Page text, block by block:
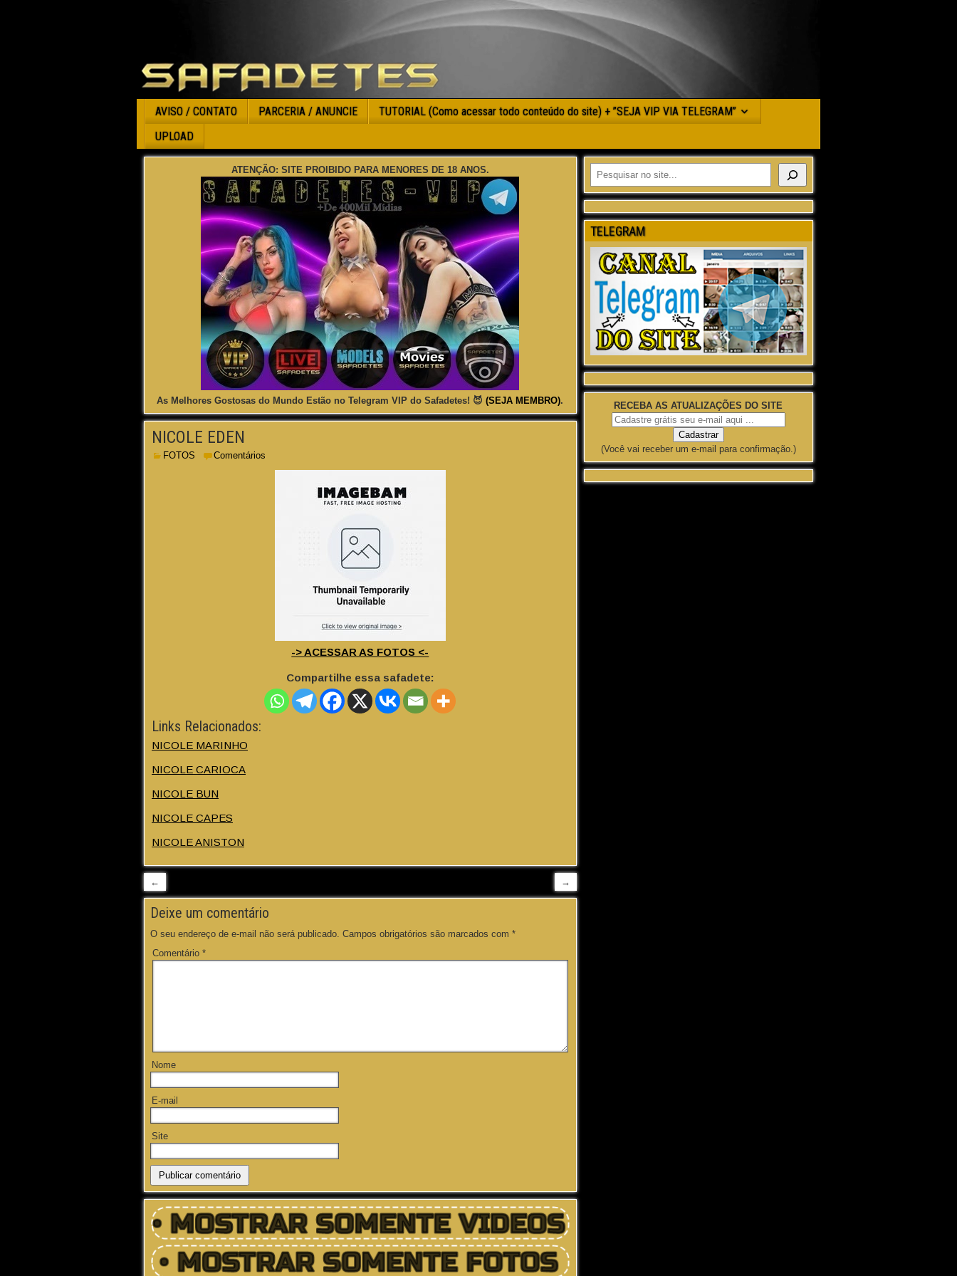
AVISO / CONTATO PARCERIA / ANUNCIE
TUTORIAL (Como acessar todo conteúdo do site) + ”SEJA VIP VIA TELEGRAM”
UPLOAD
ATENÇÃO: SITE PROIBIDO PARA MENORES DE 18 ANOS.
As Melhores Gostosas do Mundo Estão no Telegram VIP do Safadetes! 😈(SEJA MEMBRO).
NICOLE EDEN
FOTOS Comentários
-> ACESSAR AS FOTOS <-
Compartilhe essa safadete:
Links Relacionados:
NICOLE MARINHO
NICOLE CARIOCA
NICOLE BUN
NICOLE CAPES
NICOLE ANISTON
← →
Deixe um comentário
O seu endereço de e-mail não será publicado. Campos obrigatórios são marcados com *
Comentário *
Nome
E-mail
Site
TELEGRAM
RECEBA AS ATUALIZAÇÕES DO SITE
(Você vai receber um e-mail para confirmação.)